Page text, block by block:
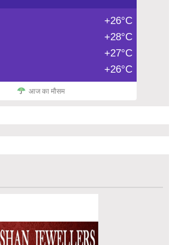
+26°C
+28°C
+27°C
+26°C
आज का मौसम